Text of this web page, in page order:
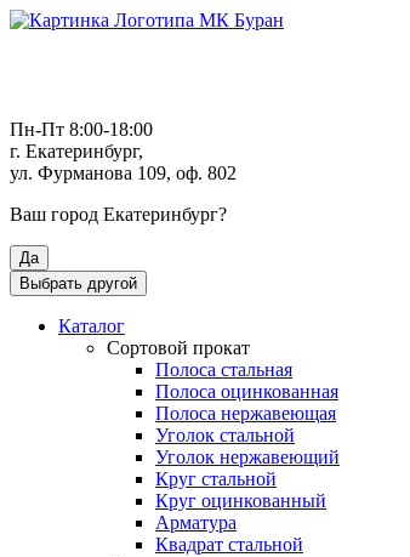
Пн-Пт 8:00-18:00
г. Екатеринбург,
ул. Фурманова 109, оф. 802
Ваш город Екатеринбург?
Да
Выбрать другой
Каталог
Сортовой прокат
Полоса стальная
Полоса оцинкованная
Полоса нержавеющая
Уголок стальной
Уголок нержавеющий
Круг стальной
Круг оцинкованный
Арматура
Квадрат стальной